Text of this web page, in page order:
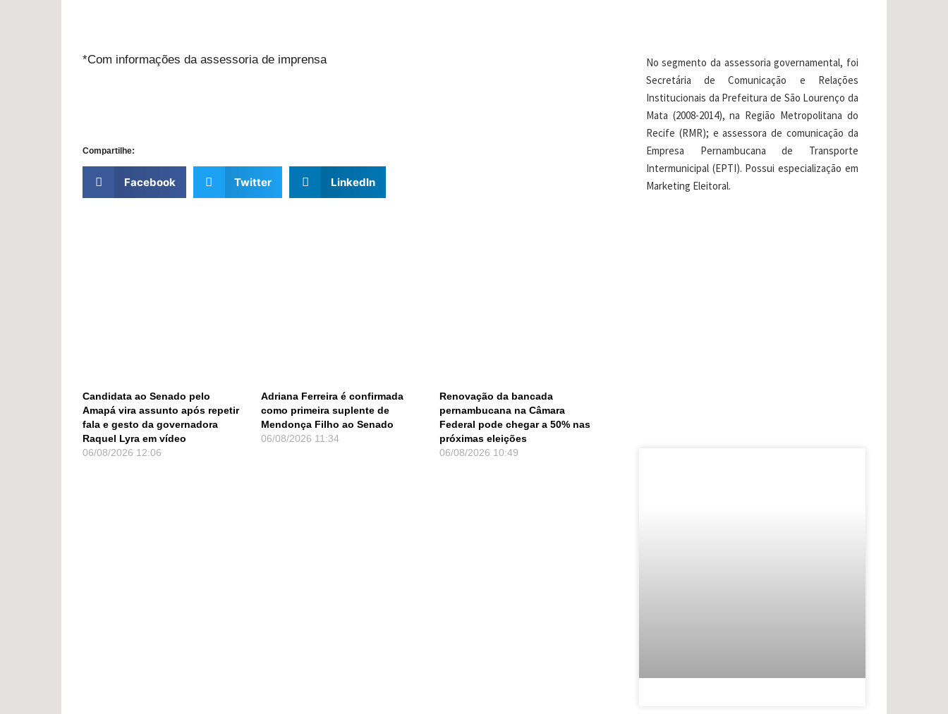
*Com informações da assessoria de imprensa
Compartilhe:
Facebook Twitter LinkedIn
Candidata ao Senado pelo
Amapá vira assunto após repetir
fala e gesto da governadora
Raquel Lyra em vídeo
06/08/2026 12:06
Adriana Ferreira é confirmada
como primeira suplente de
Mendonça Filho ao Senado
06/08/2026 11:34
Renovação da bancada
pernambucana na Câmara
Federal pode chegar a 50% nas
próximas eleições
06/08/2026 10:49
No segmento da assessoria governamental, foi
Secretária de Comunicação e Relações
Institucionais da Prefeitura de São Lourenço da
Mata (2008-2014), na Região Metropolitana do
Recife (RMR); e assessora de comunicação da
Empresa Pernambucana de Transporte
Intermunicipal (EPTI). Possui especialização em
Marketing Eleitoral.